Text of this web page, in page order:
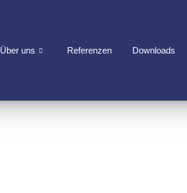
Über uns Referenzen Downloads